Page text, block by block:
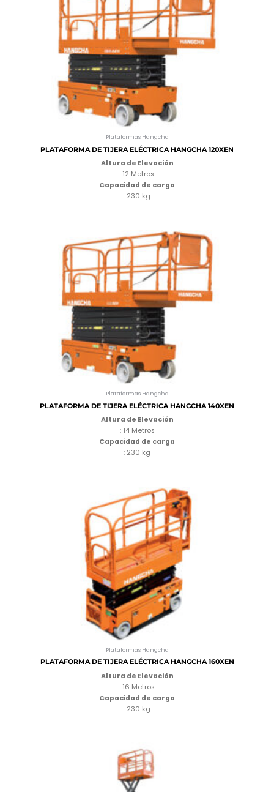
Plataformas Hangcha
PLATAFORMA DE TIJERA ELÉCTRICA HANGCHA 120XEN
Altura de Elevación
: 12 Metros.
Capacidad de carga
: 230 kg
Plataformas Hangcha
PLATAFORMA DE TIJERA ELÉCTRICA HANGCHA 140XEN
Altura de Elevación
: 14 Metros
Capacidad de carga
: 230 kg
Plataformas Hangcha
PLATAFORMA DE TIJERA ELÉCTRICA HANGCHA 160XEN
Altura de Elevación
: 16 Metros
Capacidad de carga
: 230 kg